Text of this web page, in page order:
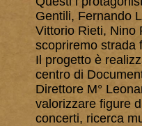
Gentili, Fernando
Vittorio Rieti, Nino
scopriremo strada
Il progetto è
centro di
Direttore M°
valorizzare figure
concerti, ricerca